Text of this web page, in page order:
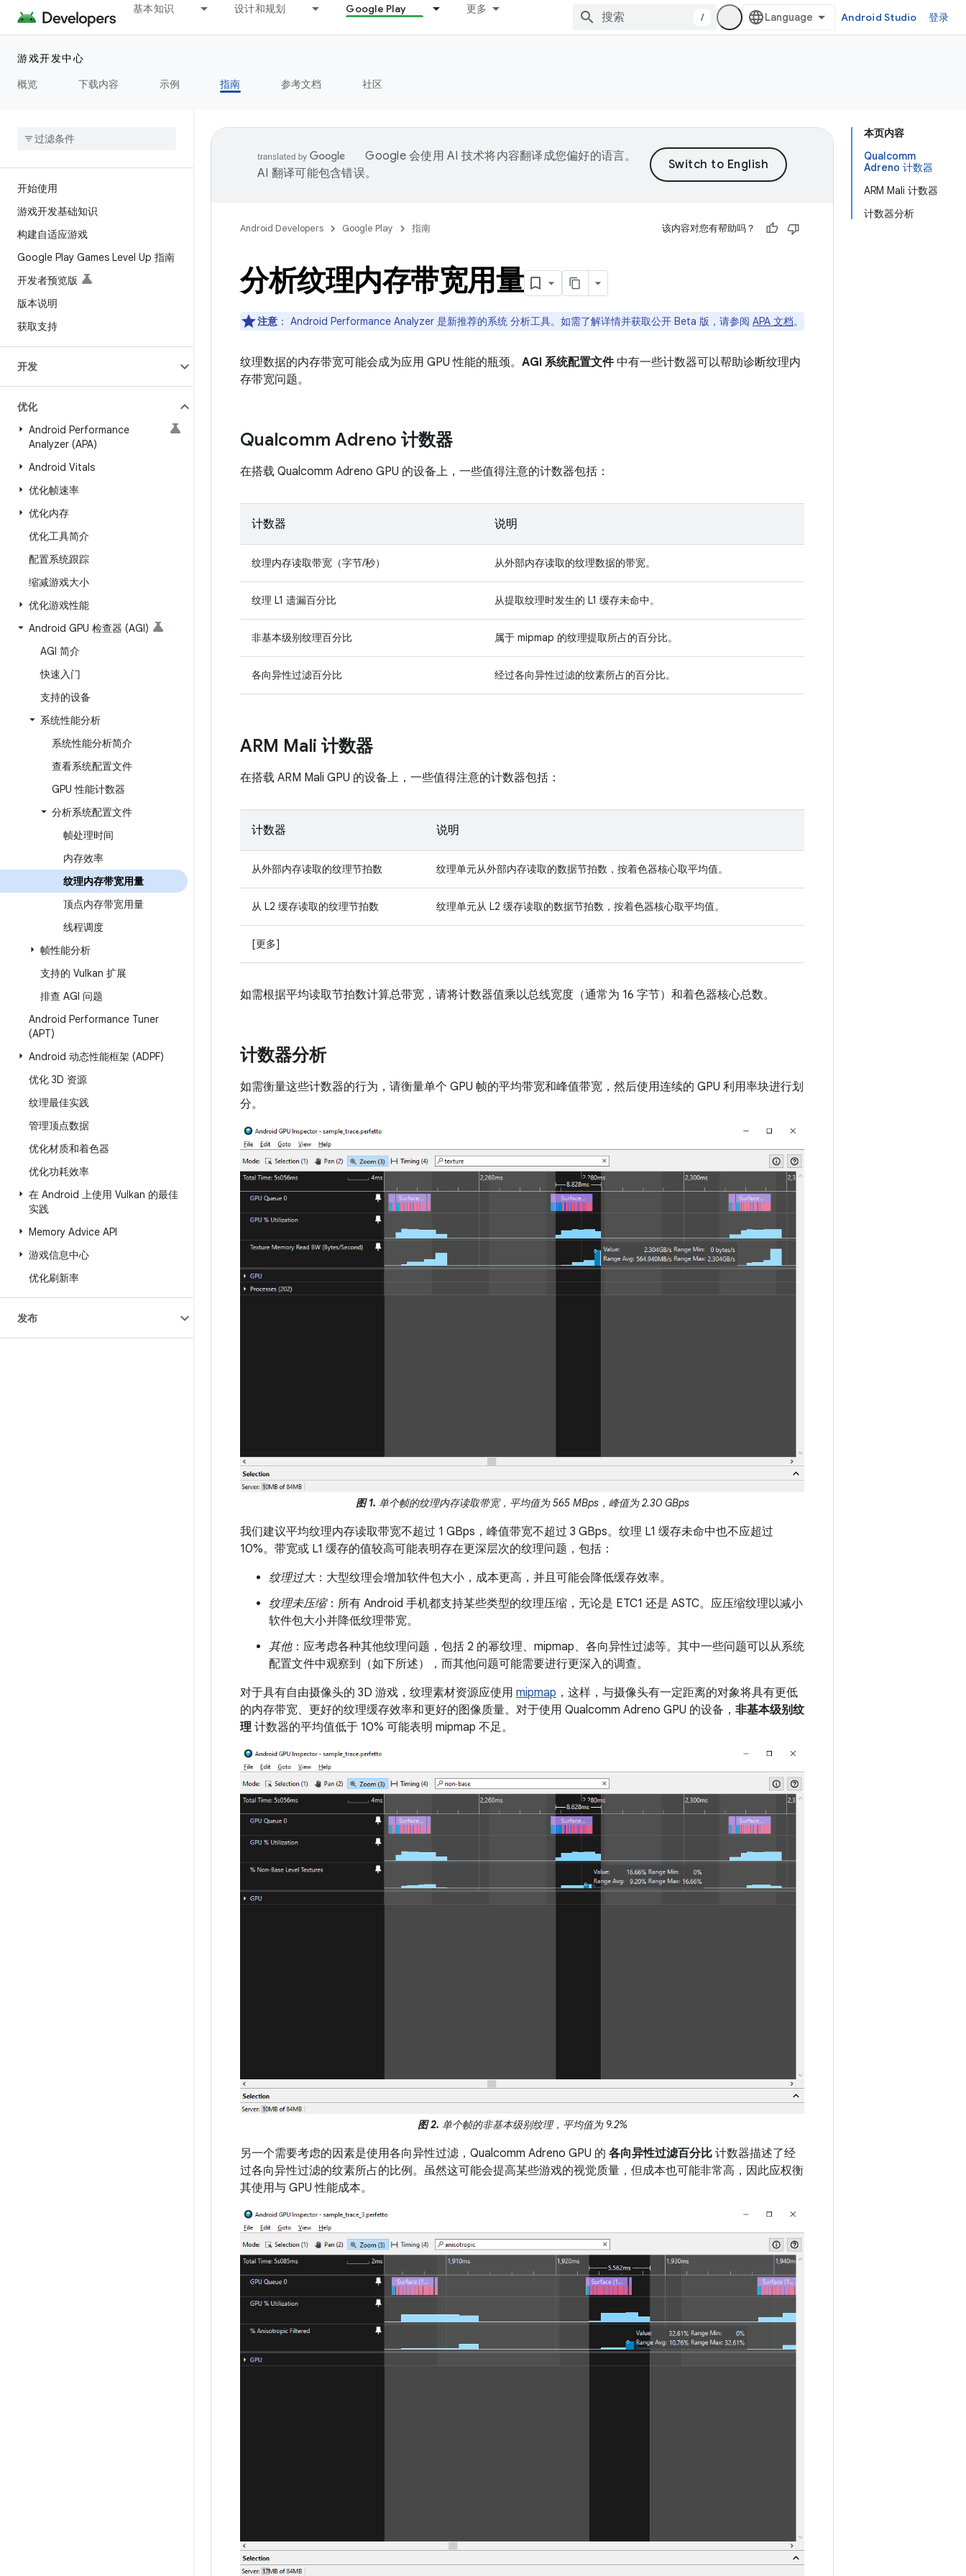
基本知识 设计和规划 Google Play 更多
/ Android Studio 登录
游戏开发中心
概览
下载内容 示例 指南 参考文档 社区
开始使用
游戏开发基础知识
构建自适应游戏
Google Play Games Level Up 指南
开发者预览版
版本说明
获取支持
开发
优化
Android Performance
Analyzer (APA)
Android Vitals
优化帧速率
优化内存
优化工具简介
配置系统跟踪
缩减游戏大小
优化游戏性能
Android GPU 检查器 (AGI)
AGI 简介
快速入门
支持的设备
系统性能分析
系统性能分析简介
查看系统配置文件
GPU 性能计数器
分析系统配置文件
帧处理时间
内存效率
纹理内存带宽用量
顶点内存带宽用量
线程调度
帧性能分析
支持的 Vulkan 扩展
排查 AGI 问题
Android Performance Tuner
(APT)
Android 动态性能框架 (ADPF)
优化 3D 资源
纹理最佳实践
管理顶点数据
优化材质和着色器
优化功耗效率
在 Android 上使用 Vulkan 的最佳
实践
Memory Advice API
游戏信息中心
优化刷新率
发布
本页内容
Qualcomm
Adreno 计数器
ARM Mali 计数器
计数器分析
Google 会使用 AI 技术将内容翻译成您偏好的语言。
AI 翻译可能包含错误。
Android Developers Google Play 指南 该内容对您有帮助吗？
分析纹理内存带宽用量
注意 ： Android Performance Analyzer 是新推荐的系统 分析工具。如需了解详情并获取公开 Beta 版，请参阅 APA 文档。
纹理数据的内存带宽可能会成为应用 GPU 性能的瓶颈。 AGI 系统配置文件中有一些计数器可以帮助诊断纹理内
存带宽问题。
Qualcomm Adreno 计数器
在搭载 Qualcomm Adreno GPU 的设备上，一些值得注意的计数器包括：
计数器 说明
纹理内存读取带宽（字节/秒） 从外部内存读取的纹理数据的带宽。
纹理 L1 遗漏百分比 从提取纹理时发生的 L1 缓存未命中。
非基本级别纹理百分比 属于 mipmap 的纹理提取所占的百分比。
各向异性过滤百分比 经过各向异性过滤的纹素所占的百分比。
ARM Mali 计数器
在搭载 ARM Mali GPU 的设备上，一些值得注意的计数器包括：
计数器 说明
从外部内存读取的纹理节拍数 纹理单元从外部内存读取的数据节拍数，按着色器核心取平均值。
从 L2 缓存读取的纹理节拍数 纹理单元从 L2 缓存读取的数据节拍数，按着色器核心取平均值。
[更多]
如需根据平均读取节拍数计算总带宽，请将计数器值乘以总线宽度（通常为 16 字节）和着色器核心总数。
计数器分析
如需衡量这些计数器的行为，请衡量单个 GPU 帧的平均带宽和峰值带宽，然后使用连续的 GPU 利用率块进行划
分。
图 1. 单个帧的纹理内存读取带宽，平均值为 565 MBps，峰值为 2.30 GBps
我们建议平均纹理内存读取带宽不超过 1 GBps，峰值带宽不超过 3 GBps。纹理 L1 缓存未命中也不应超过
10%。带宽或 L1 缓存的值较高可能表明存在更深层次的纹理问题，包括：
纹理过大：大型纹理会增加软件包大小，成本更高，并且可能会降低缓存效率。
纹理未压缩：所有 Android 手机都支持某些类型的纹理压缩，无论是 ETC1 还是 ASTC。应压缩纹理以减小
软件包大小并降低纹理带宽。
其他：应考虑各种其他纹理问题，包括 2 的幂纹理、mipmap、各向异性过滤等。其中一些问题可以从系统
配置文件中观察到（如下所述），而其他问题可能需要进行更深入的调查。
对于具有自由摄像头的 3D 游戏，纹理素材资源应使用 mipmap ，这样，与摄像头有一定距离的对象将具有更低
的内存带宽、更好的纹理缓存效率和更好的图像质量。对于使用 Qualcomm Adreno GPU 的设备， 非基本级别纹
理 计数器的平均值低于 10% 可能表明 mipmap 不足。
图 2. 单个帧的非基本级别纹理，平均值为 9.2%
另一个需要考虑的因素是使用各向异性过滤，Qualcomm Adreno GPU 的 各向异性过滤百分比 计数器描述了经
过各向异性过滤的纹素所占的比例。虽然这可能会提高某些游戏的视觉质量，但成本也可能非常高，因此应权衡
其使用与 GPU 性能成本。